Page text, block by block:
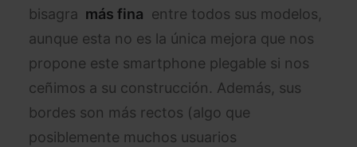
bisagra más fina entre todos sus modelos,
aunque esta no es la única mejora que nos
propone este smartphone plegable si nos
ceñimos a su construcción. Además, sus
bordes son más rectos (algo que
posiblemente muchos usuarios